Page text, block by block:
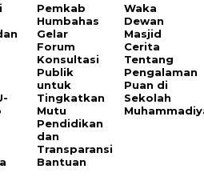
Pemkab
Humbahas
Gelar
Forum
Konsultasi
Publik
untuk
Tingkatkan
Mutu
Pendidikan
dan
Transparansi
Bantuan
Waka
Dewan
Masjid
Cerita
Tentang
Pengalaman
Puan di
Sekolah